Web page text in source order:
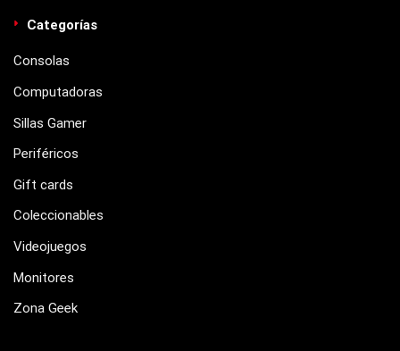
Categorías
Consolas
Computadoras
Sillas Gamer
Periféricos
Gift cards
Coleccionables
Videojuegos
Monitores
Zona Geek